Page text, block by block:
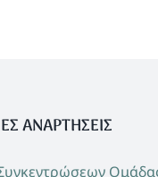
ΑΝΑΡΤΗΣΕΙΣ